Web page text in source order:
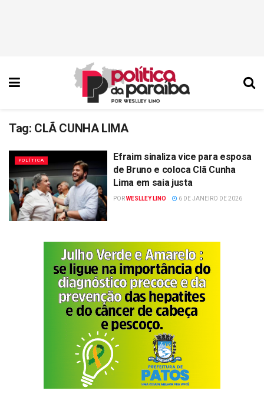
Tag: CLÃ CUNHA LIMA
POLÍTICA
Efraim sinaliza vice para esposa
de Bruno e coloca Clã Cunha
Lima em saia justa
PORWESLLEY LINO 6 DE JANEIRO DE 2026